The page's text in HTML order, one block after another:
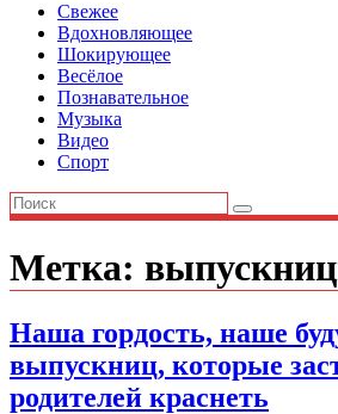
Свежее
Вдохновляющее
Шокирующее
Весёлое
Познавательное
Музыка
Видео
Спорт
Метка:
Наша гордость, наше
выпускниц, которые
родителей краснеть